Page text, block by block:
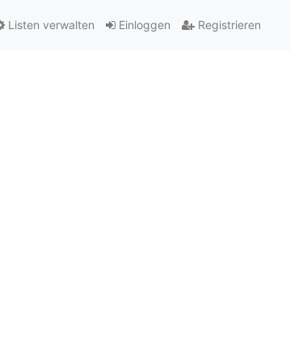
Einloggen Registrieren
Listen verwalten